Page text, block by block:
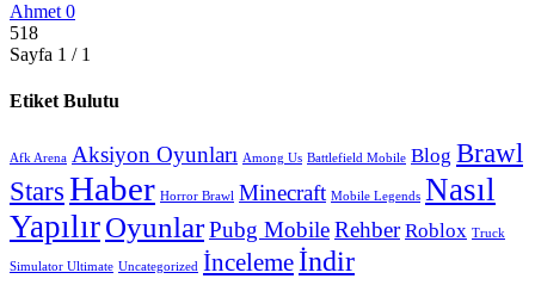
Ahmet 0
518
Sayfa 1 / 1
Etiket Bulutu
Afk Arena Aksiyon Oyunları Among Us Battlefield Mobile Blog Brawl
Stars Haber Horror Brawl Minecraft Mobile Legends Nasıl
YapılırOyunlarPubg MobileRehber Roblox Truck
Simulator Ultimate Uncategorized İnceleme İndir